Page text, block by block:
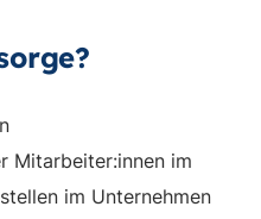
Mitarbeiter:innen im
im Unternehmen